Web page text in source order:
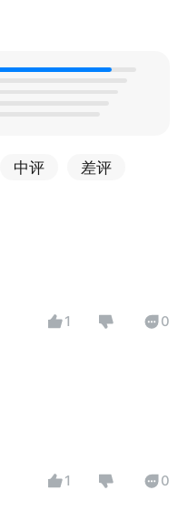
中评 差评
1 0
1 0